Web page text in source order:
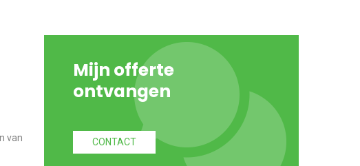
van
Mijn offerte
ontvangen
CONTACT